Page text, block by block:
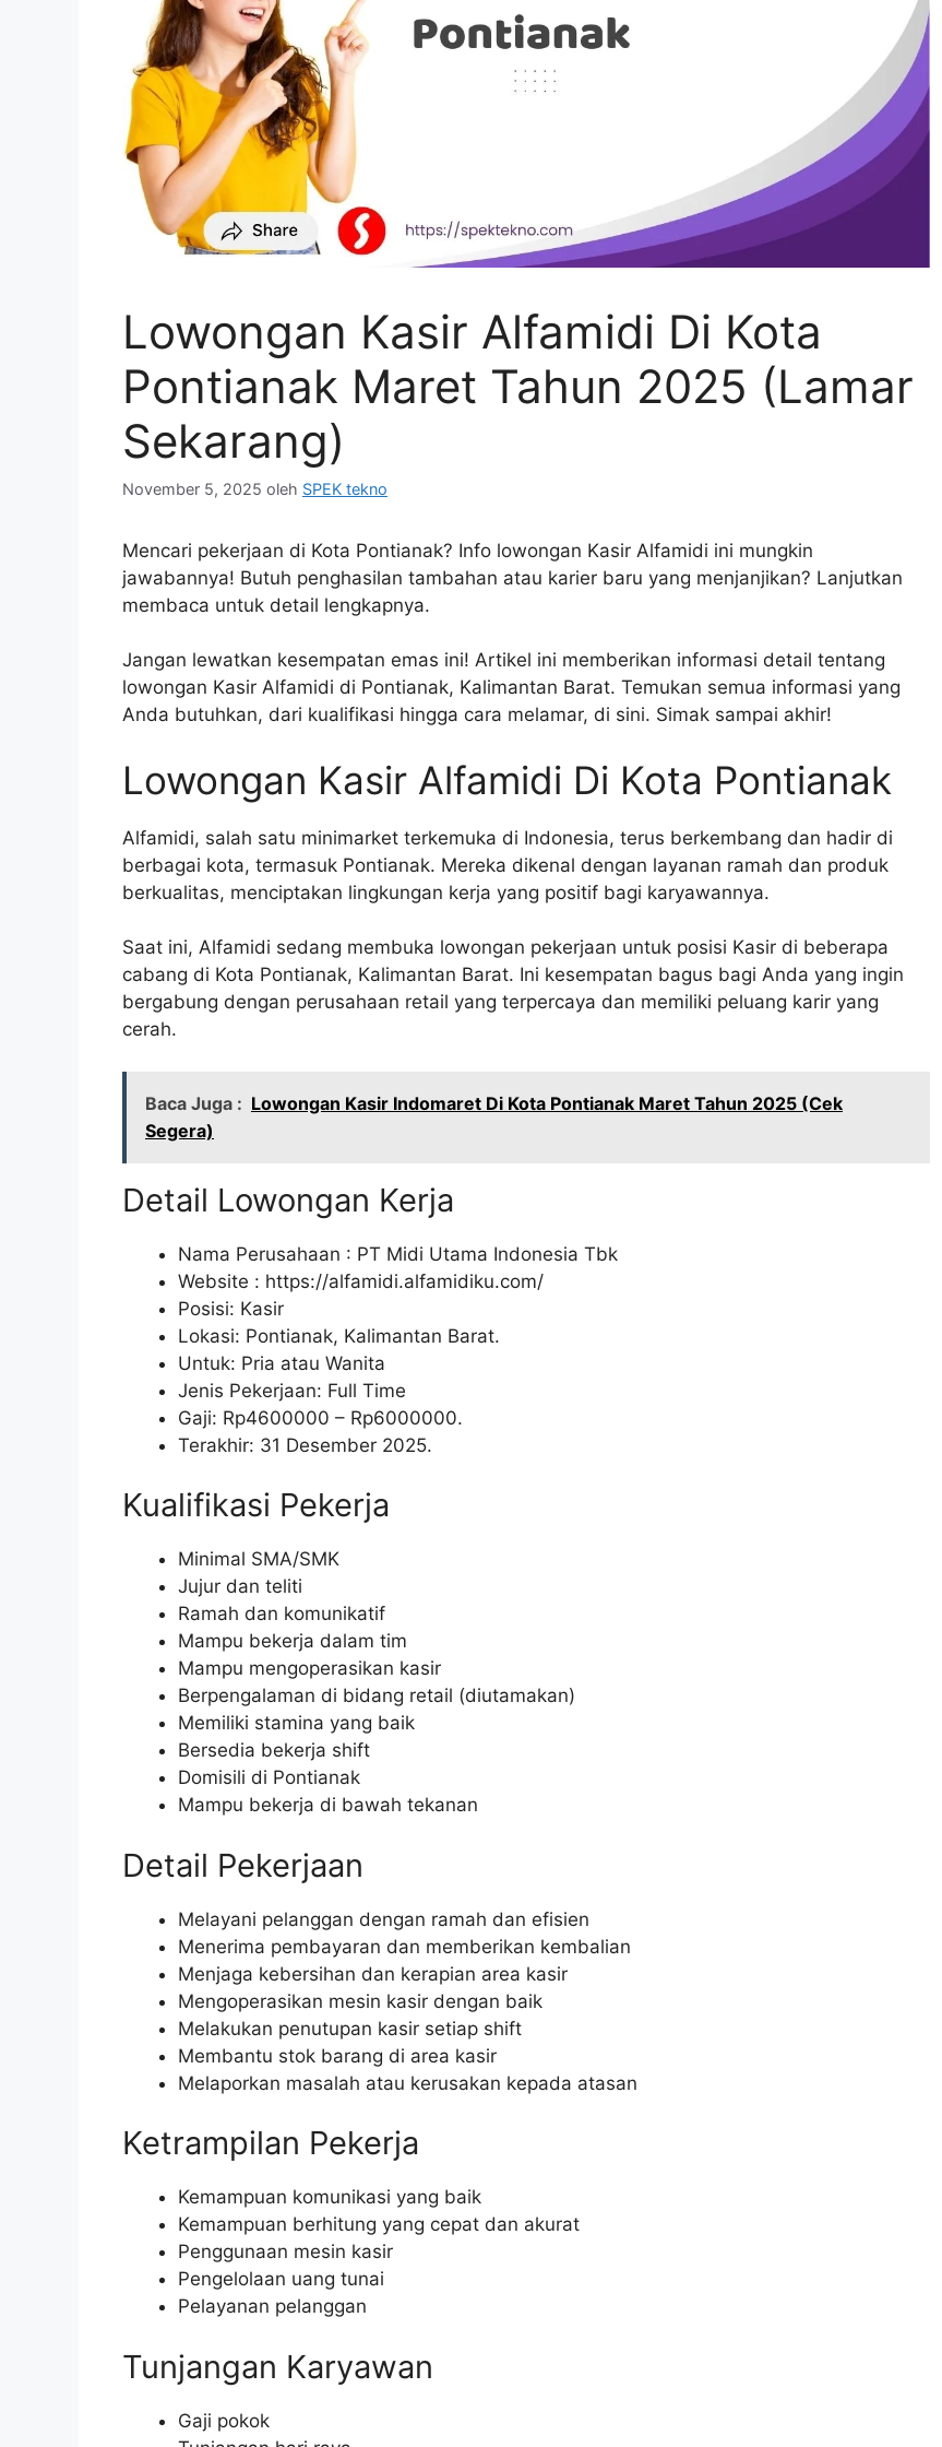
Lowongan Kasir Alfamidi Di Kota
Pontianak Maret Tahun 2025 (Lamar
Sekarang)
November 5, 2025 oleh SPEK tekno
Mencari pekerjaan di Kota Pontianak? Info lowongan Kasir Alfamidi ini mungkin
jawabannya! Butuh penghasilan tambahan atau karier baru yang menjanjikan? Lanjutkan
membaca untuk detail lengkapnya.
Jangan lewatkan kesempatan emas ini! Artikel ini memberikan informasi detail tentang
lowongan Kasir Alfamidi di Pontianak, Kalimantan Barat. Temukan semua informasi yang
Anda butuhkan, dari kualifikasi hingga cara melamar, di sini. Simak sampai akhir!
Lowongan Kasir Alfamidi Di Kota Pontianak
Alfamidi, salah satu minimarket terkemuka di Indonesia, terus berkembang dan hadir di
berbagai kota, termasuk Pontianak. Mereka dikenal dengan layanan ramah dan produk
berkualitas, menciptakan lingkungan kerja yang positif bagi karyawannya.
Saat ini, Alfamidi sedang membuka lowongan pekerjaan untuk posisi Kasir di beberapa
cabang di Kota Pontianak, Kalimantan Barat. Ini kesempatan bagus bagi Anda yang ingin
bergabung dengan perusahaan retail yang terpercaya dan memiliki peluang karir yang
cerah.
Baca Juga : Lowongan Kasir Indomaret Di Kota Pontianak Maret Tahun 2025 (Cek
Segera)
Detail Lowongan Kerja
Nama Perusahaan : PT Midi Utama Indonesia Tbk
Website : https://alfamidi.alfamidiku.com/
Posisi: Kasir
Lokasi: Pontianak, Kalimantan Barat.
Untuk: Pria atau Wanita
Jenis Pekerjaan: Full Time
Gaji: Rp4600000 – Rp6000000.
Terakhir: 31 Desember 2025.
Kualifikasi Pekerja
Minimal SMA/SMK
Jujur dan teliti
Ramah dan komunikatif
Mampu bekerja dalam tim
Mampu mengoperasikan kasir
Berpengalaman di bidang retail (diutamakan)
Memiliki stamina yang baik
Bersedia bekerja shift
Domisili di Pontianak
Mampu bekerja di bawah tekanan
Detail Pekerjaan
Melayani pelanggan dengan ramah dan efisien
Menerima pembayaran dan memberikan kembalian
Menjaga kebersihan dan kerapian area kasir
Mengoperasikan mesin kasir dengan baik
Melakukan penutupan kasir setiap shift
Membantu stok barang di area kasir
Melaporkan masalah atau kerusakan kepada atasan
Ketrampilan Pekerja
Kemampuan komunikasi yang baik
Kemampuan berhitung yang cepat dan akurat
Penggunaan mesin kasir
Pengelolaan uang tunai
Pelayanan pelanggan
Tunjangan Karyawan
Gaji pokok